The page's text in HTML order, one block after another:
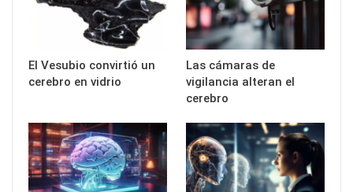
El Vesubio convirtió un
cerebro en vidrio
Las cámaras de
vigilancia alteran el
cerebro